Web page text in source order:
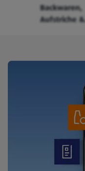
Backwaren,
Aufstriche &